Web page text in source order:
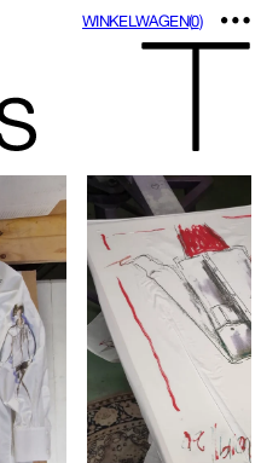
WINKELWAGEN(0)